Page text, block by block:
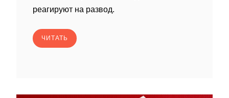
реагируют на развод.
ЧИТАТЬ